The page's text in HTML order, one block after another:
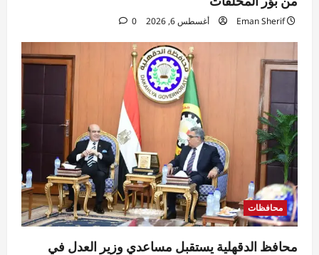
Eman Sherif أغسطس 6, 2026 0
محافظات
محافظ الدقهلية يستقبل مساعدي وزير العدل في